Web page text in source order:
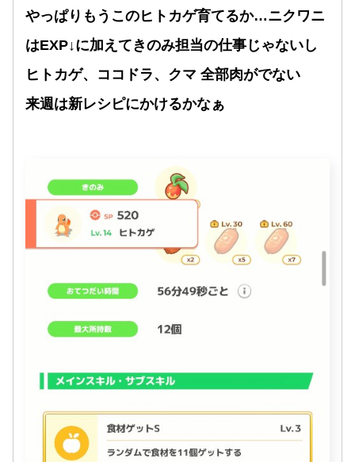
やっぱりもうこのヒトカゲ育てるか…ニクワニ
はEXP↓に加えてきのみ担当の仕事じゃないし
ヒトカゲ、ココドラ、クマ 全部肉がでない
来週は新レシピにかけるかなぁ